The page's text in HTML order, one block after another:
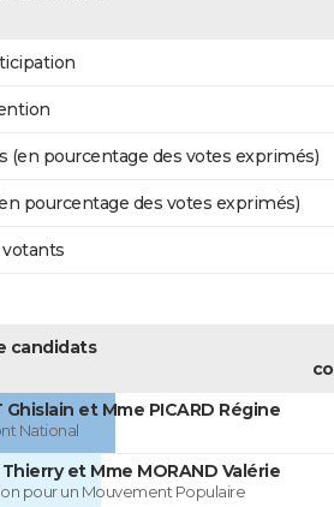
(en pourcentage des votes exprimés)
pourcentage des votes exprimés)
candidats
Ghislain et Mme PICARD Régine
National
Thierry et Mme MORAND Valérie
pour un Mouvement Populaire